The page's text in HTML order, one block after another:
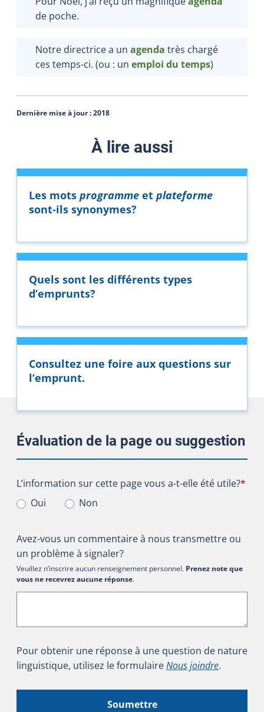
de poche.
Notre directrice a un agenda très chargé
ces temps-ci. (ou : un emploi du temps)
Dernière mise à jour :2018
À lire aussi
Les mots programme et plateforme
sont-ils synonymes?
Quels sont les différents types
d’emprunts?
Consultez une foire aux questions sur
l’emprunt.
Évaluation de la page ou suggestion
L’information sur cette page vous a-t-elle été utile?
L’information sur cette page vous a-t-elle été utile?*
Oui
Non
Avez-vous un commentaire à nous transmettre ou
un problème à signaler?
Veuillez n’inscrire aucun renseignement personnel. Prenez note que
vous ne recevrez aucune réponse.
Pour obtenir une réponse à une question de nature
linguistique, utilisez le formulaireNous joindre.
Soumettre